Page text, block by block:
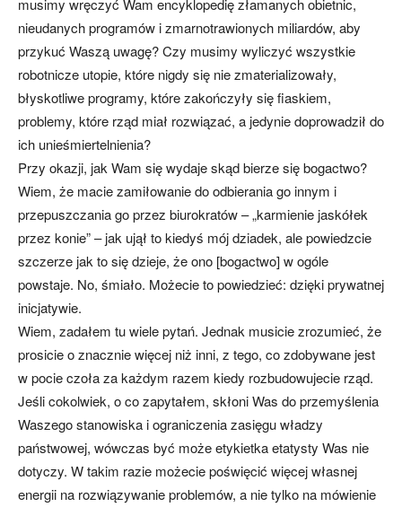
musimy wręczyć Wam encyklopedię złamanych obietnic,
nieudanych programów i zmarnotrawionych miliardów, aby
przykuć Waszą uwagę? Czy musimy wyliczyć wszystkie
robotnicze utopie, które nigdy się nie zmaterializowały,
błyskotliwe programy, które zakończyły się fiaskiem,
problemy, które rząd miał rozwiązać, a jedynie doprowadził do
ich unieśmiertelnienia?
Przy okazji, jak Wam się wydaje skąd bierze się bogactwo?
Wiem, że macie zamiłowanie do odbierania go innym i
przepuszczania go przez biurokratów – „karmienie jaskółek
przez konie” – jak ujął to kiedyś mój dziadek, ale powiedzcie
szczerze jak to się dzieje, że ono [bogactwo] w ogóle
powstaje. No, śmiało. Możecie to powiedzieć: dzięki prywatnej
inicjatywie.
Wiem, zadałem tu wiele pytań. Jednak musicie zrozumieć, że
prosicie o znacznie więcej niż inni, z tego, co zdobywane jest
w pocie czoła za każdym razem kiedy rozbudowujecie rząd.
Jeśli cokolwiek, o co zapytałem, skłoni Was do przemyślenia
Waszego stanowiska i ograniczenia zasięgu władzy
państwowej, wówczas być może etykietka etatysty Was nie
dotyczy. W takim razie możecie poświęcić więcej własnej
energii na rozwiązywanie problemów, a nie tylko na mówienie